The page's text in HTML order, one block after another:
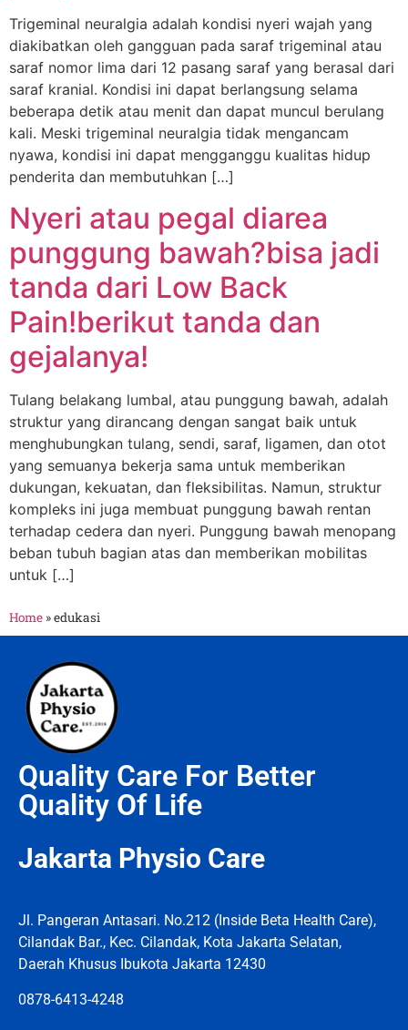
Trigeminal neuralgia adalah kondisi nyeri wajah yang
diakibatkan oleh gangguan pada saraf trigeminal atau
saraf nomor lima dari 12 pasang saraf yang berasal dari
saraf kranial. Kondisi ini dapat berlangsung selama
beberapa detik atau menit dan dapat muncul berulang
kali. Meski trigeminal neuralgia tidak mengancam
nyawa, kondisi ini dapat mengganggu kualitas hidup
penderita dan membutuhkan […]
Nyeri atau pegal diarea
punggung bawah?bisa jadi
tanda dari Low Back
Pain!berikut tanda dan
gejalanya!
Tulang belakang lumbal, atau punggung bawah, adalah
struktur yang dirancang dengan sangat baik untuk
menghubungkan tulang, sendi, saraf, ligamen, dan otot
yang semuanya bekerja sama untuk memberikan
dukungan, kekuatan, dan fleksibilitas. Namun, struktur
kompleks ini juga membuat punggung bawah rentan
terhadap cedera dan nyeri. Punggung bawah menopang
beban tubuh bagian atas dan memberikan mobilitas
untuk […]
Home »edukasi
Quality Care For Better
Quality Of Life
Jakarta Physio Care
Jl. Pangeran Antasari. No.212 (Inside Beta Health Care),
Cilandak Bar., Kec. Cilandak, Kota Jakarta Selatan,
Daerah Khusus Ibukota Jakarta 12430
0878-6413-4248